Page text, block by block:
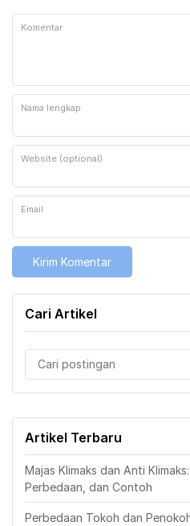
Komentar
Nama lengkap
Website (optional)
Email
Cari Artikel
Artikel Terbaru
Majas Klimaks dan Anti
Perbedaan, dan Contoh
Perbedaan Tokoh dan